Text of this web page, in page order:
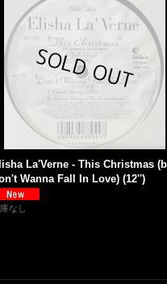
La'Verne - This Christmas
Wanna Fall In Love) (12'')
なし